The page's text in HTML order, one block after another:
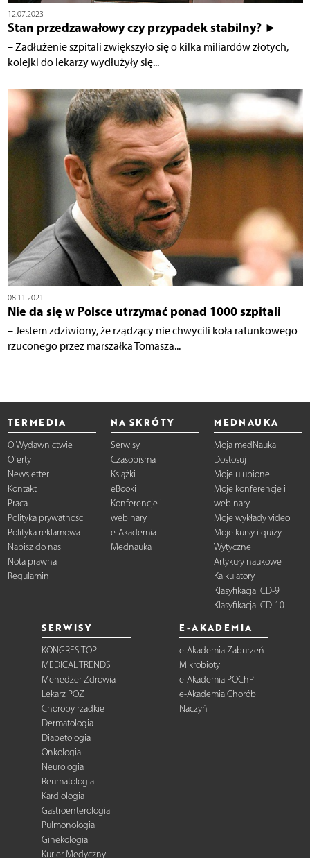
12.07.2023
Stan przedzawałowy czy przypadek stabilny? ►
– Zadłużenie szpitali zwiększyło się o kilka miliardów złotych,
kolejki do lekarzy wydłużyły się...
08.11.2021
Nie da się w Polsce utrzymać ponad 1000 szpitali
– Jestem zdziwiony, że rządzący nie chwycili koła ratunkowego
rzuconego przez marszałka Tomasza...
TERMEDIA
O Wydawnictwie
Oferty
Newsletter
Kontakt
Praca
Polityka prywatności
Polityka reklamowa
Napisz do nas
Nota prawna
Regulamin
NA SKRÓTY
Serwisy
Czasopisma
Książki
eBooki
Konferencje i
webinary
e-Akademia
Mednauka
MEDNAUKA
Moja medNauka
Dostosuj
Moje ulubione
Moje konferencje i
webinary
Moje wykłady video
Moje kursy i quizy
Wytyczne
Artykuły naukowe
Kalkulatory
Klasyfikacja ICD-9
Klasyfikacja ICD-10
SERWISY
KONGRES TOP
MEDICAL TRENDS
Menedżer Zdrowia
Lekarz POZ
Choroby rzadkie
Dermatologia
Diabetologia
Onkologia
Neurologia
Reumatologia
Kardiologia
Gastroenterologia
Pulmonologia
Ginekologia
Kurier Medyczny
E-AKADEMIA
e-Akademia Zaburzeń
Mikrobioty
e-Akademia POChP
e-Akademia Chorób
Naczyń